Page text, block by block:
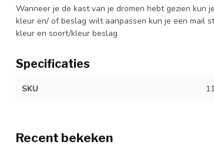
Wanneer je de kast van je dromen hebt gezien kun
kleur en/ of beslag wilt aanpassen kun je een mail
kleur en soort/kleur beslag
Specificaties
SKU
Recent bekeken